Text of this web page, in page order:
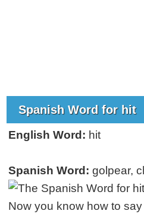
Spanish Word for hit
English Word: hit
Spanish Word: golpear,
Now you know how to